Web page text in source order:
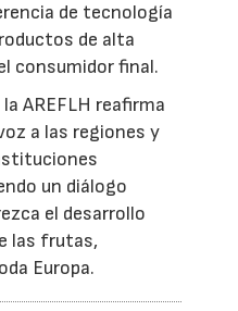
de tecnología
de alta
consumidor final.
AREFLH reafirma
a las regiones y
un diálogo
el desarrollo
las frutas,
Europa.